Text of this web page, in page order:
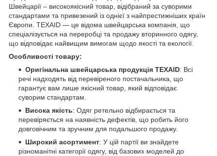
Швейцарії – високоякісний товар, відібраний за суворими
стандартами та привезений із однієї з найпрестижніших країн
Європи. TEXAID — це відома швейцарська компанія, що
спеціалізується на переробці та продажу вторинного одягу,
що відповідає найвищим вимогам щодо якості та екології.
Особливості товару:
Оригінальна швейцарська продукція TEXAID: Всі
речі надходять від перевіреного постачальника, що
гарантує вам лише якісний товар, який відповідає
суворим стандартам.
Висока якість: Одяг ретельно відбирається та
перевіряється на наявність дефектів, що робить його
довговічним та зручним для подальшого продажу.
Широкий асортимент: У цій партії ви знайдете
різноманітні категорії одягу, від базових моделей до